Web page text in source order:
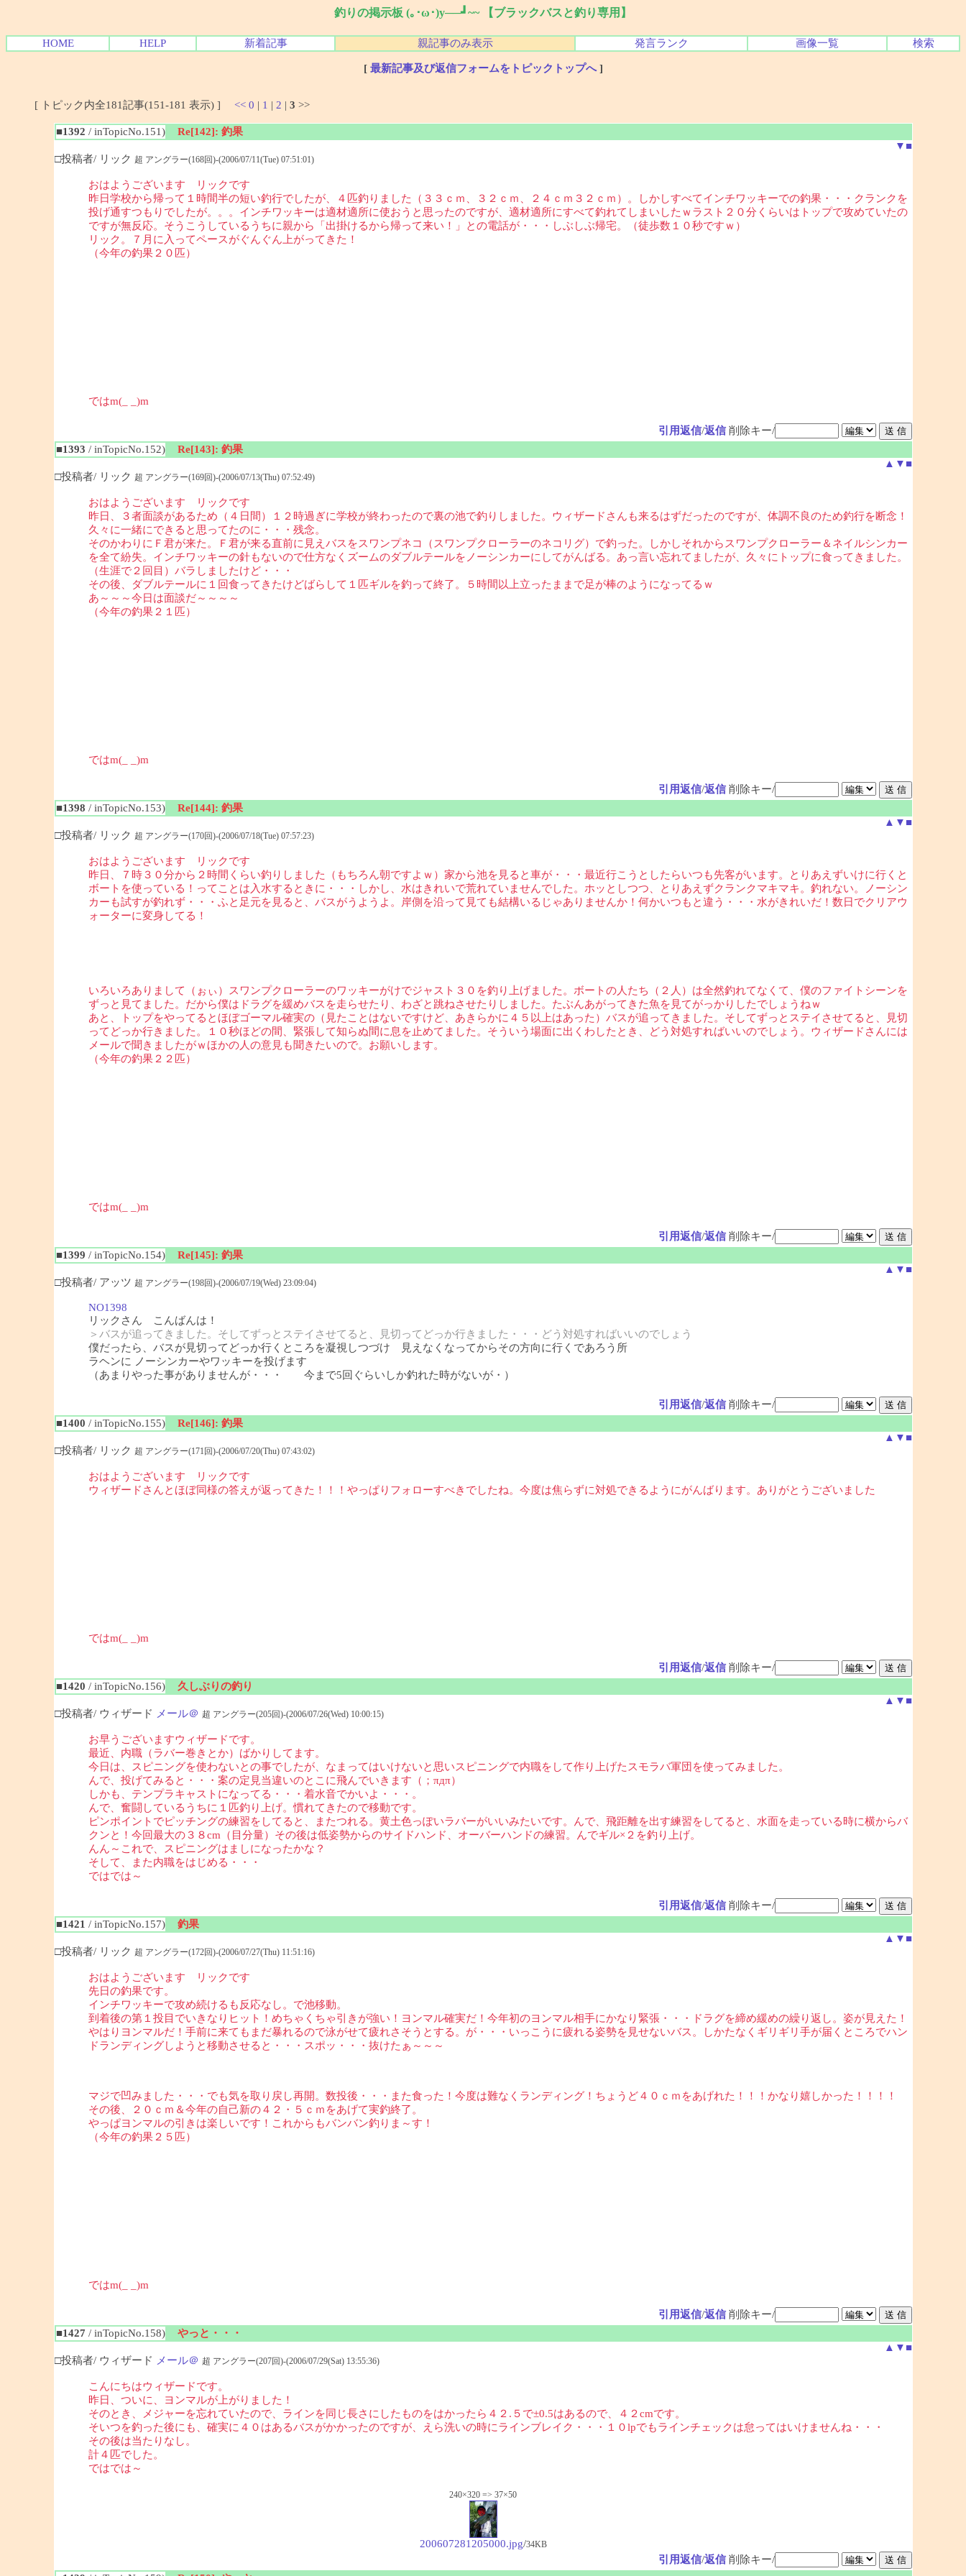
釣りの掲示板 (｡･ω･)y──┛~~ 【ブラックバスと釣り専用】
HOME HELP 新着記事 親記事のみ表示 発言ランク 画像一覧 検索
[ 最新記事及び返信フォームをトピックトップへ]
[ トピック内全181記事(151-181 表示) ] << 0 | 1 | 2 | 3 >>
■1392 / inTopicNo.151)
Re[142]: 釣果
▼ ■
□投稿者/ リック 超 アングラー(168回)-(2006/07/11(Tue) 07:51:01)
おはようございます リックです
昨日学校から帰って１時間半の短い釣行でしたが、４匹釣りました（３３ｃｍ、３２ｃｍ、２４ｃｍ３２ｃｍ）。しかしすべてインチワッキーでの釣果・・・クランクを
投げ通すつもりでしたが。。。インチワッキーは適材適所に使おうと思ったのですが、適材適所にすべて釣れてしまいしたｗラスト２０分くらいはトップで攻めていたの
ですが無反応。そうこうしているうちに親から「出掛けるから帰って来い！」との電話が・・・しぶしぶ帰宅。（徒歩数１０秒ですｗ）
リック。７月に入ってペースがぐんぐん上がってきた！
（今年の釣果２０匹）
ではm(_ _)m
引用返信/返信 削除キー/
■1393 / inTopicNo.152)
Re[143]: 釣果
▲ ▼ ■
□投稿者/ リック 超 アングラー(169回)-(2006/07/13(Thu) 07:52:49)
おはようございます リックです
昨日、３者面談があるため（４日間）１２時過ぎに学校が終わったので裏の池で釣りしました。ウィザードさんも来るはずだったのですが、体調不良のため釣行を断念！
久々に一緒にできると思ってたのに・・・残念。
そのかわりにＦ君が来た。Ｆ君が来る直前に見えバスをスワンプネコ（スワンプクローラーのネコリグ）で釣った。しかしそれからスワンプクローラー＆ネイルシンカー
を全て紛失。インチワッキーの針もないので仕方なくズームのダブルテールをノーシンカーにしてがんばる。あっ言い忘れてましたが、久々にトップに食ってきました。
（生涯で２回目）バラしましたけど・・・
その後、ダブルテールに１回食ってきたけどばらして１匹ギルを釣って終了。５時間以上立ったままで足が棒のようになってるｗ
あ～～～今日は面談だ～～～～
（今年の釣果２１匹）
ではm(_ _)m
引用返信/返信 削除キー/
■1398 / inTopicNo.153)
Re[144]: 釣果
▲ ▼ ■
□投稿者/ リック 超 アングラー(170回)-(2006/07/18(Tue) 07:57:23)
おはようございます リックです
昨日、７時３０分から２時間くらい釣りしました（もちろん朝ですよｗ）家から池を見ると車が・・・最近行こうとしたらいつも先客がいます。とりあえずいけに行くと
ボートを使っている！ってことは入水するときに・・・しかし、水はきれいで荒れていませんでした。ホッとしつつ、とりあえずクランクマキマキ。釣れない。ノーシン
カーも試すが釣れず・・・ふと足元を見ると、バスがうようよ。岸側を沿って見ても結構いるじゃありませんか！何かいつもと違う・・・水がきれいだ！数日でクリアウ
ォーターに変身してる！
いろいろありまして（ぉぃ）スワンプクローラーのワッキーがけでジャスト３０を釣り上げました。ボートの人たち（２人）は全然釣れてなくて、僕のファイトシーンを
ずっと見てました。だから僕はドラグを緩めバスを走らせたり、わざと跳ねさせたりしました。たぶんあがってきた魚を見てがっかりしたでしょうねｗ
あと、トップをやってるとほぼゴーマル確実の（見たことはないですけど、あきらかに４５以上はあった）バスが追ってきました。そしてずっとステイさせてると、見切
ってどっか行きました。１０秒ほどの間、緊張して知らぬ間に息を止めてました。そういう場面に出くわしたとき、どう対処すればいいのでしょう。ウィザードさんには
メールで聞きましたがｗほかの人の意見も聞きたいので。お願いします。
（今年の釣果２２匹）
ではm(_ _)m
引用返信/返信 削除キー/
■1399 / inTopicNo.154)
Re[145]: 釣果
▲ ▼ ■
□投稿者/ アッツ 超 アングラー(198回)-(2006/07/19(Wed) 23:09:04)
NO1398
リックさん こんばんは！
＞バスが追ってきました。そしてずっとステイさせてると、見切ってどっか行きました・・・どう対処すればいいのでしょう
僕だったら、バスが見切ってどっか行くところを凝視しつづけ 見えなくなってからその方向に行くであろう所
ラヘンに ノーシンカーやワッキーを投げます
（あまりやった事がありませんが・・・ 今まで5回ぐらいしか釣れた時がないが・）
引用返信/返信 削除キー/
■1400 / inTopicNo.155)
Re[146]: 釣果
▲ ▼ ■
□投稿者/ リック 超 アングラー(171回)-(2006/07/20(Thu) 07:43:02)
おはようございます リックです
ウィザードさんとほぼ同様の答えが返ってきた！！！やっぱりフォローすべきでしたね。今度は焦らずに対処できるようにがんばります。ありがとうございました
ではm(_ _)m
引用返信/返信 削除キー/
■1420 / inTopicNo.156)
久しぶりの釣り
▲ ▼ ■
□投稿者/ ウィザード
メール＠ 超 アングラー(205回)-(2006/07/26(Wed) 10:00:15)
お早うございますウィザードです。
最近、内職（ラバー巻きとか）ばかりしてます。
今日は、スピニングを使わないとの事でしたが、なまってはいけないと思いスピニングで内職をして作り上げたスモラバ軍団を使ってみました。
んで、投げてみると・・・案の定見当違いのとこに飛んでいきます（；πдπ）
しかも、テンプラキャストになってる・・・着水音でかいよ・・・。
んで、奮闘しているうちに１匹釣り上げ。慣れてきたので移動です。
ピンポイントでピッチングの練習をしてると、またつれる。黄土色っぽいラバーがいいみたいです。んで、飛距離を出す練習をしてると、水面を走っている時に横からバ
クンと！今回最大の３８cm（目分量）その後は低姿勢からのサイドハンド、オーバーハンドの練習。んでギル×２を釣り上げ。
んん～これで、スピニングはましになったかな？
そして、また内職をはじめる・・・
ではでは～
引用返信/返信 削除キー/
■1421 / inTopicNo.157)
釣果
▲ ▼ ■
□投稿者/ リック 超 アングラー(172回)-(2006/07/27(Thu) 11:51:16)
おはようございます リックです
先日の釣果です。
インチワッキーで攻め続けるも反応なし。で池移動。
到着後の第１投目でいきなりヒット！めちゃくちゃ引きが強い！ヨンマル確実だ！今年初のヨンマル相手にかなり緊張・・・ドラグを締め緩めの繰り返し。姿が見えた！
やはりヨンマルだ！手前に来てもまだ暴れるので泳がせて疲れさそうとする。が・・・いっこうに疲れる姿勢を見せないバス。しかたなくギリギリ手が届くところでハン
ドランディングしようと移動させると・・・スポッ・・・抜けたぁ～～～
マジで凹みました・・・でも気を取り戻し再開。数投後・・・また食った！今度は難なくランディング！ちょうど４０ｃｍをあげれた！！！かなり嬉しかった！！！！
その後、２０ｃｍ＆今年の自己新の４２・５ｃｍをあげて実釣終了。
やっぱヨンマルの引きは楽しいです！これからもバンバン釣りま～す！
（今年の釣果２５匹）
ではm(_ _)m
引用返信/返信 削除キー/
■1427 / inTopicNo.158)
やっと・・・
▲ ▼ ■
□投稿者/ ウィザード
メール＠ 超 アングラー(207回)-(2006/07/29(Sat) 13:55:36)
こんにちはウィザードです。
昨日、ついに、ヨンマルが上がりました！
そのとき、メジャーを忘れていたので、ラインを同じ長さにしたものをはかったら４２.５で±0.5はあるので、４２cmです。
そいつを釣った後にも、確実に４０はあるバスがかかったのですが、えら洗いの時にラインブレイク・・・１０lpでもラインチェックは怠ってはいけませんね・・・
その後は当たりなし。
計４匹でした。
ではでは～
240×320 => 37×50
200607281205000.jpg/34KB
引用返信/返信 削除キー/